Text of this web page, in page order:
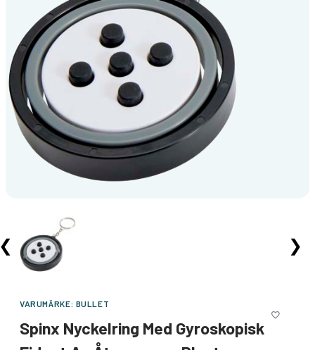
❯
VARUMÄRKE: BULLET
Spinx Nyckelring Med Gyroskopisk